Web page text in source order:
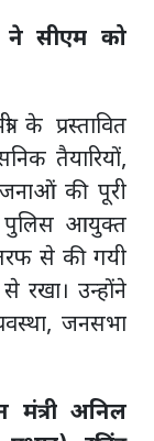
ने सीएम को
के प्रस्तावित
तैयारियों,
की पूरी
पुलिस आयुक्त
से की गयी
रखा। उन्होंने
जनसभा
मंत्री अनिल